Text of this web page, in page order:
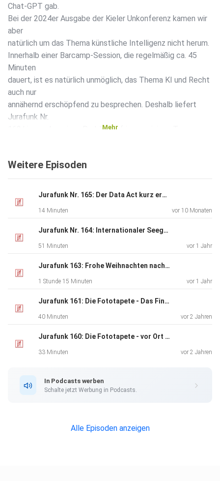
Chat-GPT gab.
Bei der 2024er Ausgabe der Kieler Unkonferenz kamen wir
aber
natürlich um das Thema künstliche Intelligenz nicht herum.
Innerhalb einer Barcamp-Session, die regelmäßig ca. 45
Minuten
dauert, ist es natürlich unmöglich, das Thema KI und Recht
auch nur
annähernd erschöpfend zu besprechen. Deshalb liefert
Jurafunk Nr.
162 hierzu eher einen Problemaufriss zu einigen Top-
Mehr
Weitere Episoden
Jurafunk Nr. 165: Der Data Act kurz erklärt
14 Minuten vor 10 Monaten
Jurafunk Nr. 164: Internationaler Seegerichtshof (Dirks vor Ort)
51 Minuten vor 1 Jahr
Jurafunk 163: Frohe Weihnachten nachträglich und ein gesundes neues Jahr zusammen mit der Rechtsbelehrung
1 Stunde 15 Minuten vor 1 Jahr
Jurafunk 161: Die Fototapete - Das Finale
40 Minuten vor 2 Jahren
Jurafunk 160: Die Fototapete - vor Ort und vor dem BGH
33 Minuten vor 2 Jahren
In Podcasts werben
Schalte jetzt Werbung in Podcasts.
Alle Episoden anzeigen